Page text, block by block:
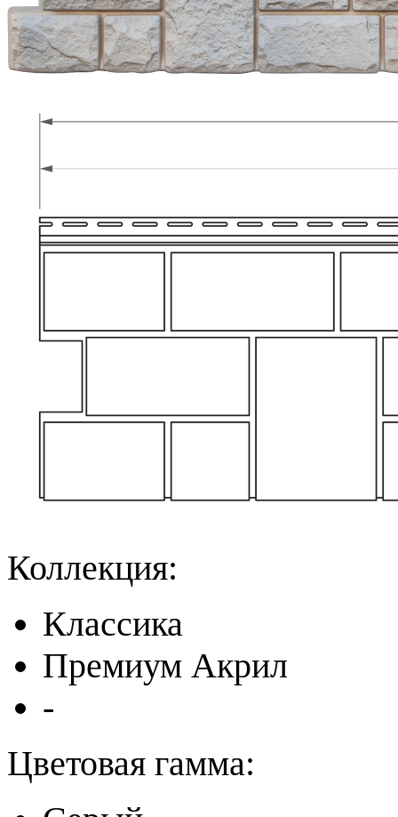
Коллекция:
Классика
Премиум Акрил
-
Цветовая гамма: